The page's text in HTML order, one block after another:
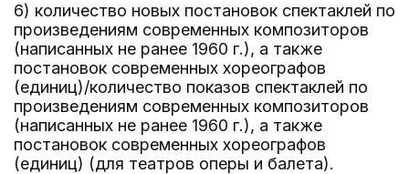
6) количество новых постановок спектаклей по
произведениям современных композиторов
(написанных не ранее 1960 г.), а также
постановок современных хореографов
(единиц)/количество показов спектаклей по
произведениям современных композиторов
(написанных не ранее 1960 г.), а также
постановок современных хореографов
(единиц) (для театров оперы и балета).